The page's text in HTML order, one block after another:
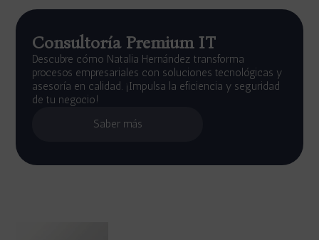
Consultoría Premium IT
Descubre cómo Natalia Hernández transforma
procesos empresariales con soluciones tecnológicas y
asesoría en calidad. ¡Impulsa la eficiencia y seguridad
de tu negocio!
Saber más